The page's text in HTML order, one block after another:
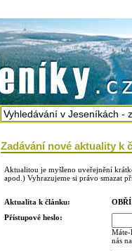
Zadávání nové aktuality k
Aktualitou je myšleno uveřejnění
apod.) Vyhrazujeme si právo smazat
Aktualita k článku:
Přístupové heslo:
nás na